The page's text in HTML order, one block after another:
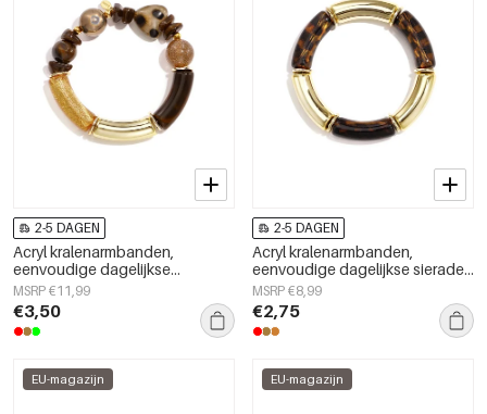
2-5 DAGEN
Acryl kralenarmbanden,
eenvoudige dagelijkse
kralenserie, damessieraden
MSRP €11,99
€3,50
2-5 DAGEN
Acryl kralenarmbanden,
eenvoudige dagelijkse sieraden
uit de Simple Series voor dames.
MSRP €8,99
€2,75
EU-magazijn EU-magazijn